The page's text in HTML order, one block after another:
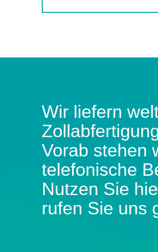
Wir liefern
Vorab stehen
telefonische
Nutzen Sie
rufen Sie uns